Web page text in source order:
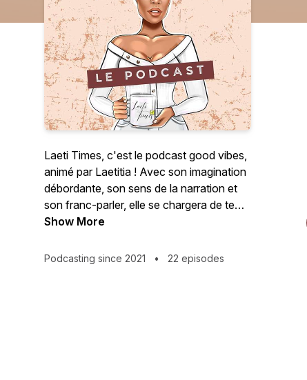
Laeti Times, c'est le podcast good vibes,
animé par Laetitia ! Avec son imagination
débordante, son sens de la narration et
son franc-parler, elle se chargera de te
communiquer positivité, ouverture
Découvre vite la saison 1: "Les concepts
Show More
Podcasting since 2021 • 22 episodes